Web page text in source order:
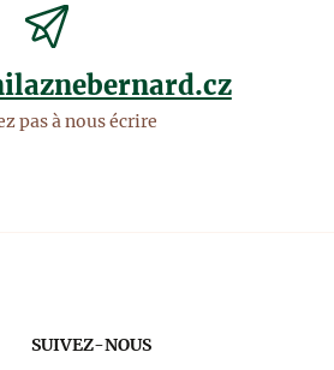
pas à nous écrire
SUIVEZ-NOUS